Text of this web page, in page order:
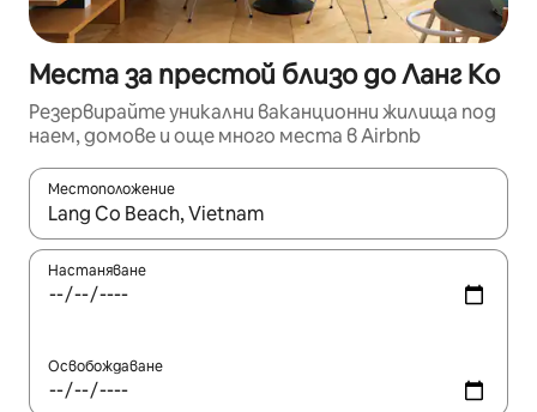
Места за престой близо до Ланг Кo
Резервирайте уникални ваканционни жилища под
наем, домове и още много места в Airbnb
Местоположение
Когато резултатите се покажат, използвайте
Настаняване
Освобождаване